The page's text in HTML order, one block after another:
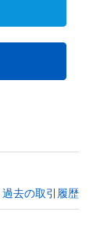
過去の取引履歴